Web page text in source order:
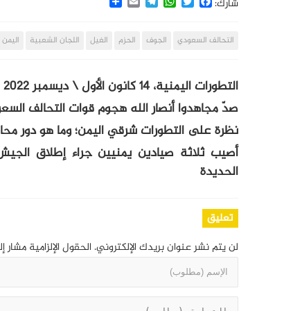
شارك:
التحالف السعودي الجوف الحزم الغيل اللجان الشعبية اليمن
التطورات اليمنية، 14 كانون الأول \ ديسمبر 2022
صدّ مجاهدوا أنصار الله هجوم قوات التحالف
نظرة على التطورات شرقي اليمن؛ وما هو دور
أصيب ثلاثة صيادين يمنيين جراء إطلاق
الحديدة
تعليق
لن يتم نشر عنوان بريدك الإلكتروني. الحقول الإلزامية مشار